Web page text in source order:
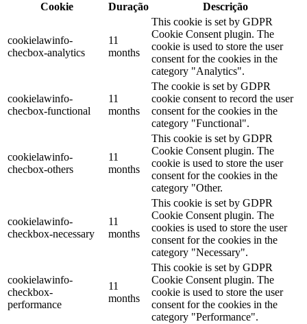
Cookie
Duração Descrição
cookielawinfo-
checbox-analytics
11
months
This cookie is set by GDPR
Cookie Consent plugin. The
cookie is used to store the user
consent for the cookies in the
category "Analytics".
cookielawinfo-
checbox-functional
11
months
The cookie is set by GDPR
cookie consent to record the user
consent for the cookies in the
category "Functional".
cookielawinfo-
checbox-others
11
months
This cookie is set by GDPR
Cookie Consent plugin. The
cookie is used to store the user
consent for the cookies in the
category "Other.
cookielawinfo-
checkbox-necessary
11
months
This cookie is set by GDPR
Cookie Consent plugin. The
cookies is used to store the user
consent for the cookies in the
category "Necessary".
cookielawinfo-
checkbox-
performance
11
months
This cookie is set by GDPR
Cookie Consent plugin. The
cookie is used to store the user
consent for the cookies in the
category "Performance".